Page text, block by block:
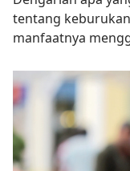
tentang
manfaatnya